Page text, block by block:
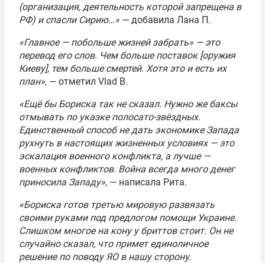
(организация, деятельность которой запрещена в
РФ) и спасли Сирию…» — добавила Лана П.
«Главное — побольше жизней забрать» — это
перевод его слов. Чем больше поставок [оружия
Киеву], тем больше смертей. Хотя это и есть их
план», — отметил Vlad B.
«Ещё бы Бориска так не сказал. Нужно же баксы
отмывать по указке полосато-звёздных.
Единственный способ не дать экономике Запада
рухнуть в настоящих жизненных условиях — это
эскалация военного конфликта, а лучше —
военных конфликтов. Война всегда много денег
приносила Западу», — написала Рита.
«Бориска готов третью мировую развязать
своими руками под предлогом помощи Украине.
Слишком многое на кону у бриттов стоит. Он не
случайно сказал, что примет единоличное
решение по поводу ЯО в нашу сторону.